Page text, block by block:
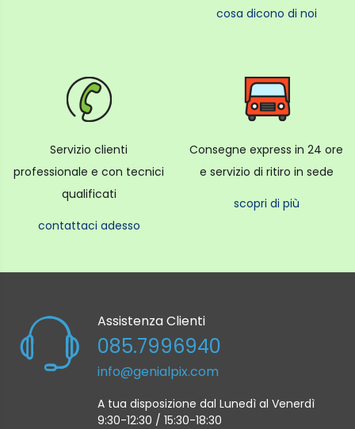
cosa dicono di noi
Servizio clienti
professionale e con tecnici
qualificati
contattaci adesso
Consegne express in 24 ore
e servizio di ritiro in sede
scopri di più
Assistenza Clienti
085.7996940
info@genialpix.com
A tua disposizione dal Lunedì al Venerdì
9:30-12:30 / 15:30-18:30